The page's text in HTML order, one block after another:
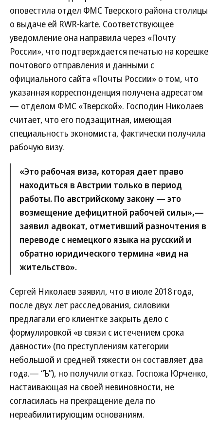
оповестила отдел ФМС Тверского района столицы
о выдаче ей RWR-karte. Соответствующее
уведомление она направила через «Почту
России», что подтверждается печатью на корешке
почтового отправления и данными с
официального сайта «Почты России» о том, что
указанная корреспонденция получена адресатом
— отделом ФМС «Тверской». Господин Николаев
считает, что его подзащитная, имеющая
специальность экономиста, фактически получила
рабочую визу.
«Это рабочая виза, которая дает право
находиться в Австрии только в период
работы. По австрийскому закону — это
возмещение дефицитной рабочей силы»,—
заявил адвокат, отметивший разночтения в
переводе с немецкого языка на русский и
обратно юридического термина «вид на
жительство».
Сергей Николаев заявил, что в июле 2018 года,
после двух лет расследования, силовики
предлагали его клиентке закрыть дело с
формулировкой «в связи с истечением срока
давности» (по преступлениям категории
небольшой и средней тяжести он составляет два
года.— “Ъ”), но получили отказ. Госпожа Юрченко,
настаивающая на своей невиновности, не
согласилась на прекращение дела по
нереабилитирующим основаниям.